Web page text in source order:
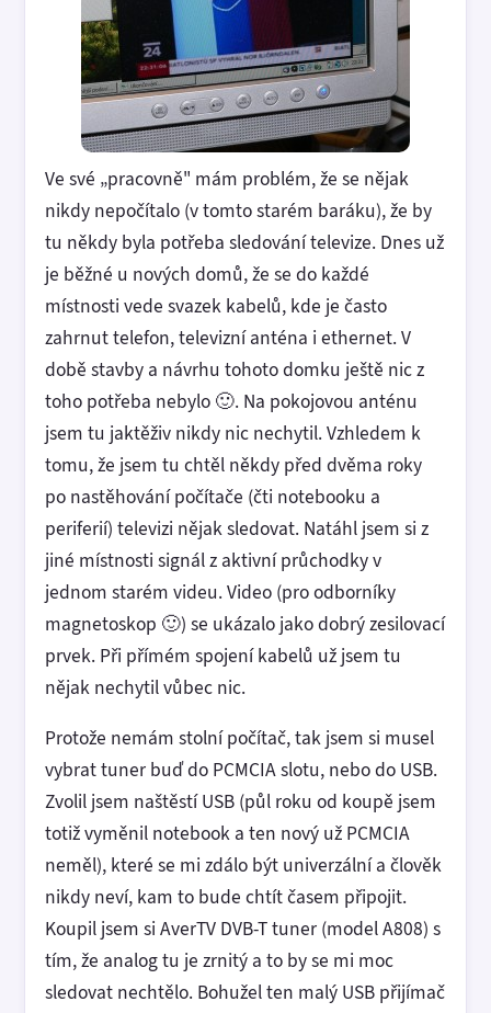
Ve své „pracovně" mám problém, že se nějak
nikdy nepočítalo (v tomto starém baráku), že by
tu někdy byla potřeba sledování televize. Dnes už
je běžné u nových domů, že se do každé
místnosti vede svazek kabelů, kde je často
zahrnut telefon, televizní anténa i ethernet. V
době stavby a návrhu tohoto domku ještě nic z
toho potřeba nebylo 🙂. Na pokojovou anténu
jsem tu jaktěživ nikdy nic nechytil. Vzhledem k
tomu, že jsem tu chtěl někdy před dvěma roky
po nastěhování počítače (čti notebooku a
periferií) televizi nějak sledovat. Natáhl jsem si z
jiné místnosti signál z aktivní průchodky v
jednom starém videu. Video (pro odborníky
magnetoskop 🙂) se ukázalo jako dobrý zesilovací
prvek. Při přímém spojení kabelů už jsem tu
nějak nechytil vůbec nic.
Protože nemám stolní počítač, tak jsem si musel
vybrat tuner buď do PCMCIA slotu, nebo do USB.
Zvolil jsem naštěstí USB (půl roku od koupě jsem
totiž vyměnil notebook a ten nový už PCMCIA
neměl), které se mi zdálo být univerzální a člověk
nikdy neví, kam to bude chtít časem připojit.
Koupil jsem si AverTV DVB-T tuner (model A808) s
tím, že analog tu je zrnitý a to by se mi moc
sledovat nechtělo. Bohužel ten malý USB přijímač